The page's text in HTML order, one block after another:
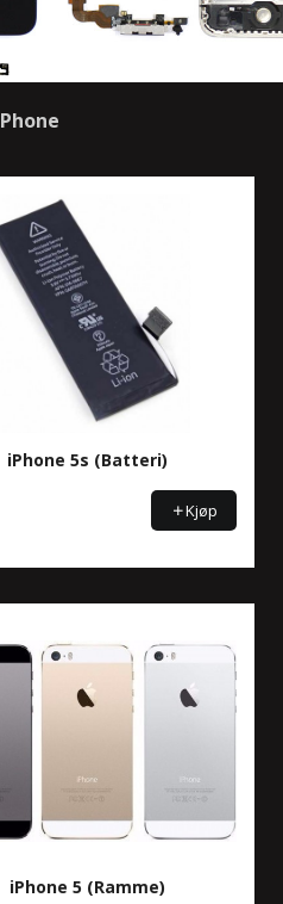
iPhone 5s (Batteri)
Kjøp
iPhone 5 (Ramme)